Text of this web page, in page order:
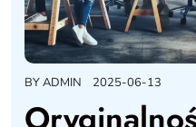
BYADMIN 2025-06-13